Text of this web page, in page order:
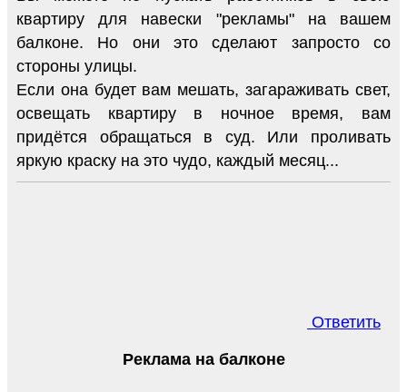
квартиру для навески "рекламы" на вашем
балконе. Но они это сделают запросто со
стороны улицы.
Если она будет вам мешать, загараживать свет,
освещать квартиру в ночное время, вам
придётся обращаться в суд. Или проливать
яркую краску на это чудо, каждый месяц...
Ответить
Реклама на балконе